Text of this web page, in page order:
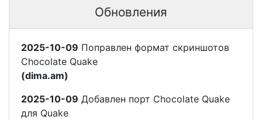
Обновления
2025-10-09 Поправлен формат скриншотов
Chocolate Quake
(dima.am)
2025-10-09 Добавлен порт Chocolate Quake
для Quake